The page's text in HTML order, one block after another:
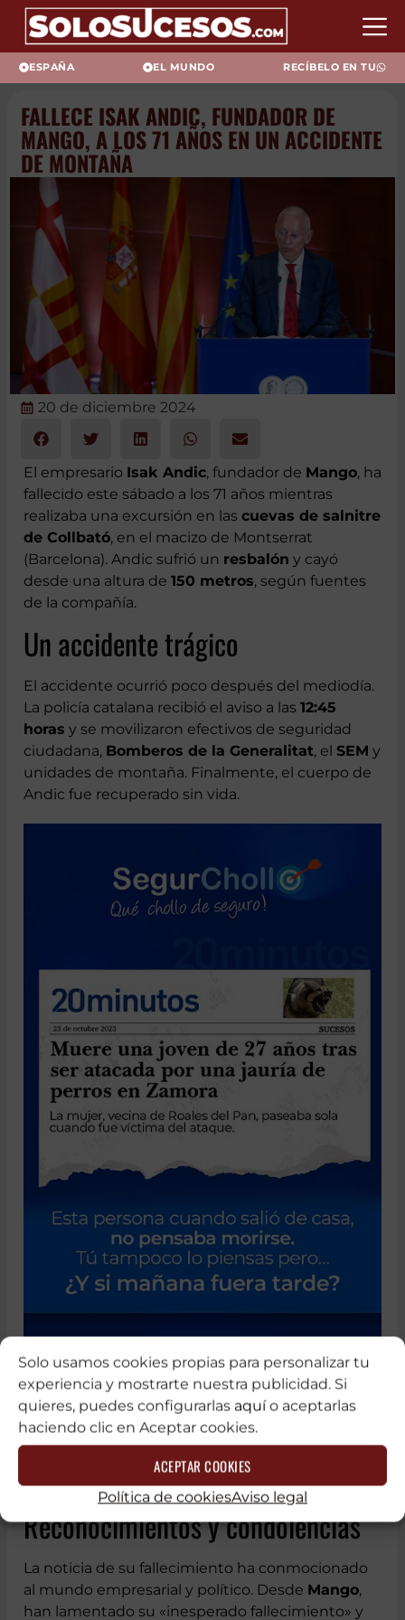
Solo usamos cookies propias para personalizar tu
experiencia y mostrarte nuestra publicidad. Si
quieres, puedes configurarlas aquío aceptarlas
haciendo clic en Aceptar cookies.
ACEPTAR COOKIES
Política de cookiesAviso legal
ESPAÑA EL MUNDO RECÍBELO EN TU
FALLECE ISAK ANDIC, FUNDADOR DE
MANGO, A LOS 71 AÑOS EN UN ACCIDENTE
DE MONTAÑA
20 de diciembre 2024
El empresario Isak Andic, fundador de Mango, ha
fallecido este sábado a los 71 años mientras
realizaba una excursión en las cuevas de salnitre
de Collbató, en el macizo de Montserrat
(Barcelona). Andic sufrió un resbalón y cayó
desde una altura de 150 metros, según fuentes
de la compañía.
Un accidente trágico
El accidente ocurrió poco después del mediodía.
La policía catalana recibió el aviso a las 12:45
horas y se movilizaron efectivos de seguridad
ciudadana, Bomberos de la Generalitat, el SEM y
unidades de montaña. Finalmente, el cuerpo de
Andic fue recuperado sin vida.
Reconocimientos y condolencias
La noticia de su fallecimiento ha conmocionado
al mundo empresarial y político. Desde Mango,
han lamentado su «inesperado fallecimiento» y